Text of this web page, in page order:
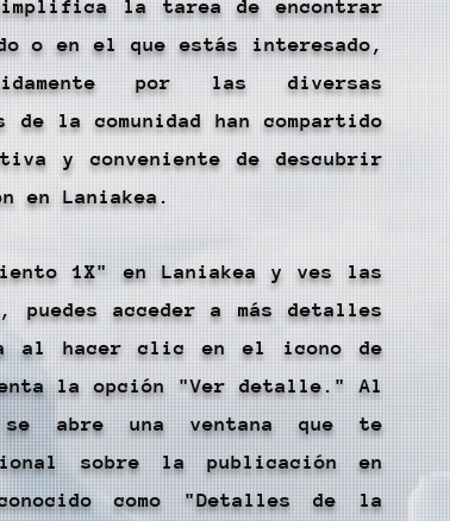
la tarea de encontrar
o en el que estás interesado,
por las diversas
la comunidad han compartido
y conveniente de descubrir
en Laniakea.
1X" en Laniakea y ves las
acceder a más detalles
al hacer clic en el icono de
la opción "Ver detalle." Al
abre una ventana que te
sobre la publicación en
como "Detalles de la